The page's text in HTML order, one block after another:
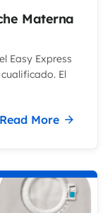
Materna
Easy Express
El
Read More